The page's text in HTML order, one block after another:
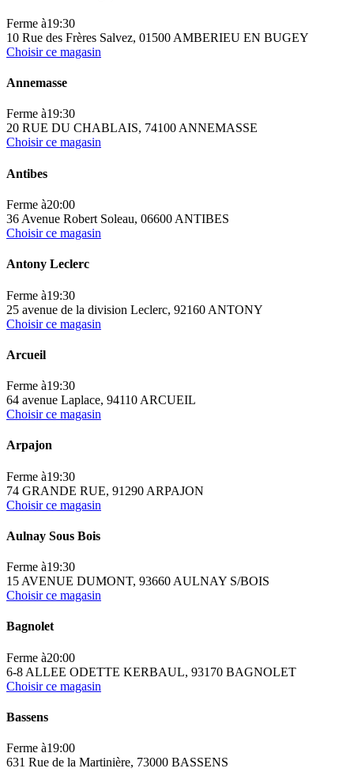
Ferme à19:30
10 Rue des Frères Salvez, 01500 AMBERIEU EN BUGEY
Choisir ce magasin
Annemasse
Ferme à19:30
20 RUE DU CHABLAIS, 74100 ANNEMASSE
Choisir ce magasin
Antibes
Ferme à20:00
36 Avenue Robert Soleau, 06600 ANTIBES
Choisir ce magasin
Antony Leclerc
Ferme à19:30
25 avenue de la division Leclerc, 92160 ANTONY
Choisir ce magasin
Arcueil
Ferme à19:30
64 avenue Laplace, 94110 ARCUEIL
Choisir ce magasin
Arpajon
Ferme à19:30
74 GRANDE RUE, 91290 ARPAJON
Choisir ce magasin
Aulnay Sous Bois
Ferme à19:30
15 AVENUE DUMONT, 93660 AULNAY S/BOIS
Choisir ce magasin
Bagnolet
Ferme à20:00
6-8 ALLEE ODETTE KERBAUL, 93170 BAGNOLET
Choisir ce magasin
Bassens
Ferme à19:00
631 Rue de la Martinière, 73000 BASSENS